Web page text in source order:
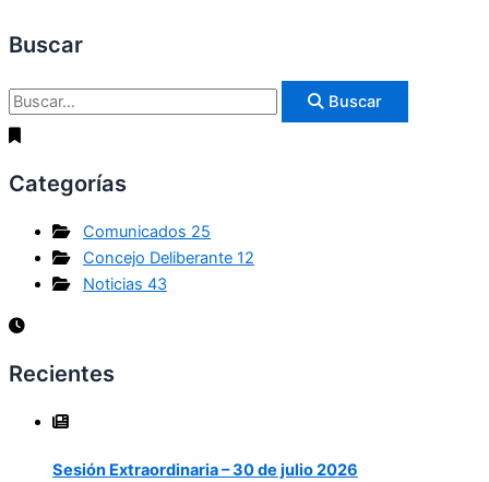
Buscar
Buscar
Categorías
Comunicados 25
Concejo Deliberante 12
Noticias 43
Recientes
Sesión Extraordinaria – 30 de julio 2026